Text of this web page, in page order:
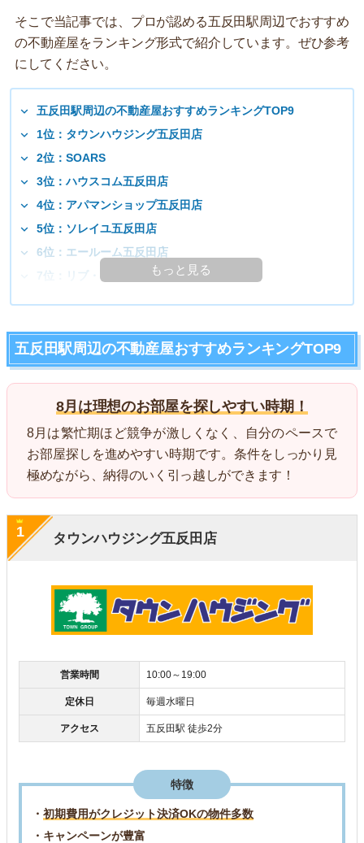
そこで当記事では、プロが認める五反田駅周辺でおすすめ
の不動産屋をランキング形式で紹介しています。ぜひ参考
にしてください。
五反田駅周辺の不動産屋おすすめランキングTOP9
1位：タウンハウジング五反田店
2位：SOARS
3位：ハウスコム五反田店
4位：アパマンショップ五反田店
5位：ソレイユ五反田店
6位：エールーム五反田店
7位：リブ・マックス五反田店
もっと見る
五反田駅周辺の不動産屋おすすめランキングTOP9
8月は理想のお部屋を探しやすい時期！
8月は繁忙期ほど競争が激しくなく、自分のペースで
お部屋探しを進めやすい時期です。条件をしっかり見
極めながら、納得のいく引っ越しができます！
タウンハウジング五反田店
1
営業時間 10:00～19:00
定休日 毎週水曜日
アクセス 五反田駅 徒歩2分
特徴
・ 初期費用がクレジット決済OKの物件多数
・キャンペーンが豊富